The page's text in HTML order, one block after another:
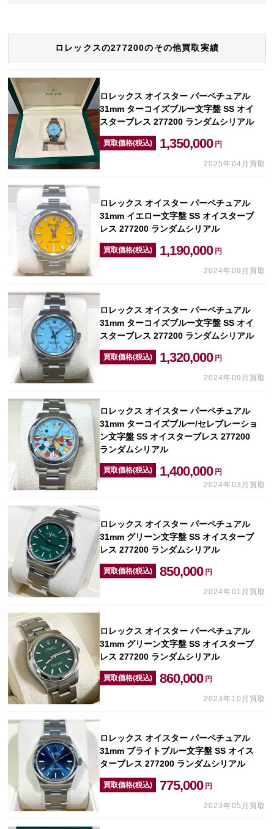
ロレックスの277200のその他買取実績
ロレックス オイスター パーペチュアル
31mm ターコイズブルー文字盤 SS オイ
スターブレス 277200 ランダムシリアル
買取価格(税込) 1,350,000 円
2025年04月買取
ロレックス オイスター パーペチュアル
31mm イエロー文字盤 SS オイスターブ
レス 277200 ランダムシリアル
買取価格(税込) 1,190,000 円
2024年09月買取
ロレックス オイスター パーペチュアル
31mm ターコイズブルー文字盤 SS オイ
スターブレス 277200 ランダムシリアル
買取価格(税込) 1,320,000 円
2024年09月買取
ロレックス オイスター パーペチュアル
31mm ターコイズブルー/セレブレーショ
ン文字盤 SS オイスターブレス 277200
ランダムシリアル
買取価格(税込) 1,400,000 円
2024年03月買取
ロレックス オイスター パーペチュアル
31mm グリーン文字盤 SS オイスターブ
レス 277200 ランダムシリアル
買取価格(税込) 850,000 円
2024年01月買取
ロレックス オイスター パーペチュアル
31mm グリーン文字盤 SS オイスターブ
レス 277200 ランダムシリアル
買取価格(税込) 860,000 円
2023年10月買取
ロレックス オイスター パーペチュアル
31mm ブライトブルー文字盤 SS オイス
ターブレス 277200 ランダムシリアル
買取価格(税込) 775,000 円
2023年05月買取